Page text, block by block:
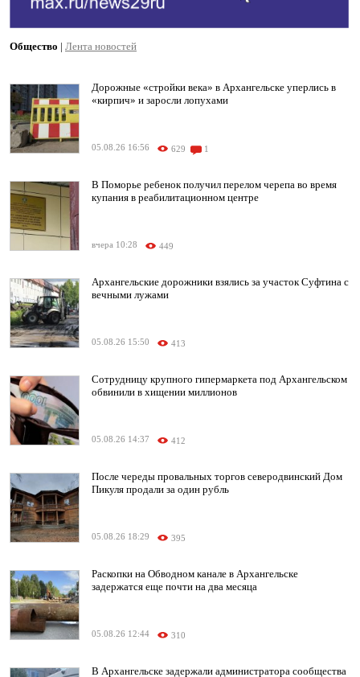
Общество | Лента новостей
Дорожные «стройки века» в Архангельске уперлись в
«кирпич» и заросли лопухами
05.08.26 16:56 629 1
В Поморье ребенок получил перелом черепа во время
купания в реабилитационном центре
вчера 10:28 449
Архангельские дорожники взялись за участок Суфтина с
вечными лужами
05.08.26 15:50 413
Сотрудницу крупного гипермаркета под Архангельском
обвинили в хищении миллионов
05.08.26 14:37 412
После череды провальных торгов северодвинский Дом
Пикуля продали за один рубль
05.08.26 18:29 395
Раскопки на Обводном канале в Архангельске
задержатся еще почти на два месяца
05.08.26 12:44 310
В Архангельске задержали администратора сообщества